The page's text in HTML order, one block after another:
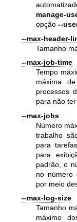
manage-
opção --
--max-header-
Tamanho
--max-job-time
Tempo
máxima
processos
para não ter
--max-jobs
Número
trabalho
para
para
padrão, o
no número
por meio
--max-log-size
Tamanho
máximo